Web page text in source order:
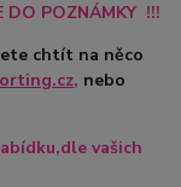
DO POZNÁMKY !!!
chtít na něco
, nebo
vašich